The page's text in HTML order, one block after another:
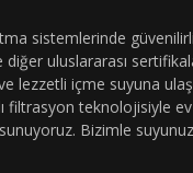
sistemlerinde
diğer uluslararası
lezzetli içme suyuna
filtrasyon teknolojisiyle
Bizimle